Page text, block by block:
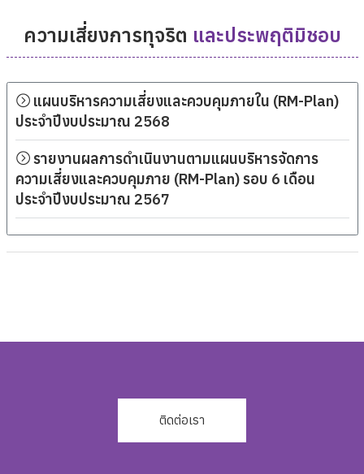
ความเสี่ยงการทุจริต และประพฤติมิชอบ
แผนบริหารความเสี่ยงและควบคุมภายใน (RM-Plan)
ประจำปีงบประมาณ 2568
รายงานผลการดำเนินงานตามแผนบริหารจัดการ
ความเสี่ยงและควบคุมภาย (RM-Plan) รอบ 6 เดือน
ประจำปีงบประมาณ 2567
ติดต่อเรา